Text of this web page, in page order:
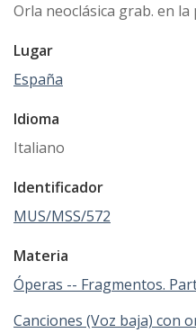
Orla neoclásica grab. en
Lugar
España
Idioma
Italiano
Identificador
MUS/MSS/572
Materia
Óperas -- Fragmentos.
Canciones (Voz baja) con